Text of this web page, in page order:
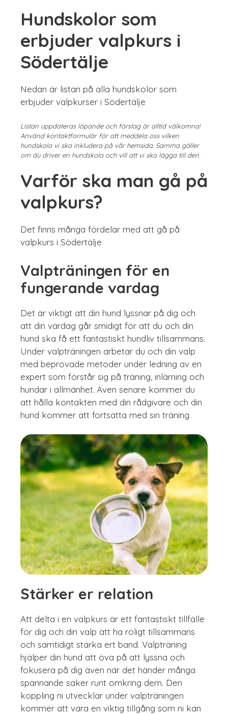
Hundskolor som
erbjuder valpkurs i
Södertälje
Nedan är listan på alla hundskolor som
erbjuder valpkurser i Södertälje
Listan uppdateras löpande och förslag är alltid välkomna!
Använd kontaktformulär för att meddela oss vilken
hundskola vi ska inkludera på vår hemsida. Samma gäller
om du driver en hundskola och vill att vi ska lägga till den.
Varför ska man gå på
valpkurs?
Det finns många fördelar med att gå på
valpkurs i Södertälje
Valpträningen för en
fungerande vardag
Det är viktigt att din hund lyssnar på dig och
att din vardag går smidigt för att du och din
hund ska få ett fantastiskt hundliv tillsammans.
Under valpträningen arbetar du och din valp
med beprövade metoder under ledning av en
expert som förstår sig på träning, inlärning och
hundar i allmänhet. Även senare kommer du
att hålla kontakten med din rådgivare och din
hund kommer att fortsätta med sin träning.
Stärker er relation
Att delta i en valpkurs är ett fantastiskt tillfälle
för dig och din valp att ha roligt tillsammans
och samtidigt stärka ert band. Valpträning
hjälper din hund att öva på att lyssna och
fokusera på dig även när det händer många
spännande saker runt omkring dem. Den
koppling ni utvecklar under valpträningen
kommer att vara en viktig tillgång som ni kan